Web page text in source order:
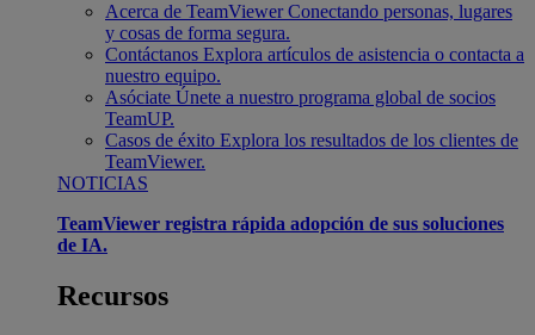
Acerca de TeamViewer Conectando personas, lugares
y cosas de forma segura.
Contáctanos Explora artículos de asistencia o contacta a
nuestro equipo.
Asóciate Únete a nuestro programa global de socios
TeamUP.
Casos de éxito Explora los resultados de los clientes de
TeamViewer.
NOTICIAS
TeamViewer registra rápida adopción de sus soluciones
de IA.
Recursos